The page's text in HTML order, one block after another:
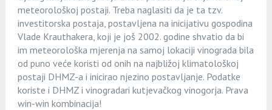
meteorološkoj postaji. Treba naglasiti da je ta tzv.
investitorska postaja, postavljena na inicijativu gospodina
Vlade Krauthakera, koji je još 2002. godine shvatio da bi
im meteorološka mjerenja na samoj lokaciji vinograda bila
od puno veće koristi od onih na najbližoj klimatološkoj
postaji DHMZ-a i inicirao njezino postavljanje. Podatke
koriste i DHMZ i vinogradari kutjevačkog vinogorja. Prava
win-win kombinacija!